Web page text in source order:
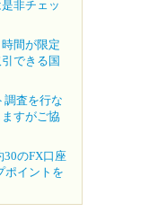
非チェッ
間が限定
できる国
調査を行な
すがご協
30のFX口座
ポイントを